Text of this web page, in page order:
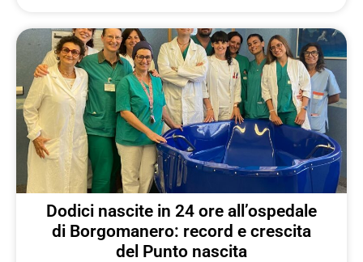
Dodici nascite in 24 ore all’ospedale
di Borgomanero: record e crescita
del Punto nascita